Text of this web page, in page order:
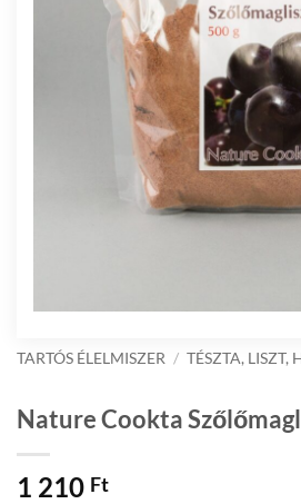
TARTÓS ÉLELMISZER / TÉSZTA, LISZT,
Nature Cookta
1 210 Ft